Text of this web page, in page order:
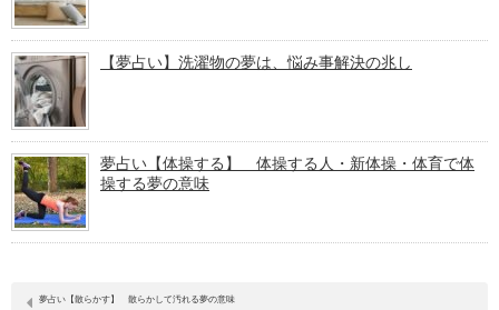
【夢占い】洗濯物の夢は、悩み事解決の兆し
夢占い【体操する】 体操する人・新体操・体育で体
操する夢の意味
夢占い【散らかす】 散らかして汚れる夢の意味